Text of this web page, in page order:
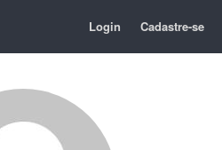
Login Cadastre-se